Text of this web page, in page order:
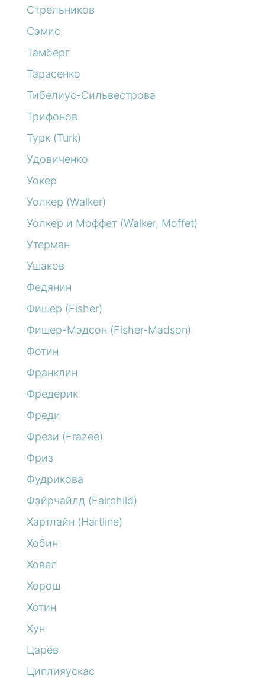
Стрельников
Сэмис
Тамберг
Тарасенко
Тибелиус-Сильвестрова
Трифонов
Турк (Turk)
Удовиченко
Уокер
Уолкер (Walker)
Уолкер и Моффет (Walker, Moffet)
Утерман
Ушаков
Федянин
Фишер (Fisher)
Фишер-Мэдсон (Fisher-Madson)
Фотин
Франклин
Фредерик
Фреди
Фрези (Frazee)
Фриз
Фудрикова
Фэйрчайлд (Fairchild)
Хартлайн (Hartline)
Хобин
Ховел
Хорош
Хотин
Хун
Царёв
Циплияускас